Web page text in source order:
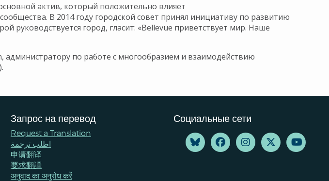
актив, который положительно влияет
В 2014 году городской совет принял инициативу по развитию
руководствуется город, гласит: «Bellevue приветствует мир. Наше
администратору по работе с многообразием и взаимодействию
Запрос на перевод
Request a Translation
اطلب ترجمة
申请翻译
要求翻譯
अनुवाद का अनुरोध करें
Социальные сети